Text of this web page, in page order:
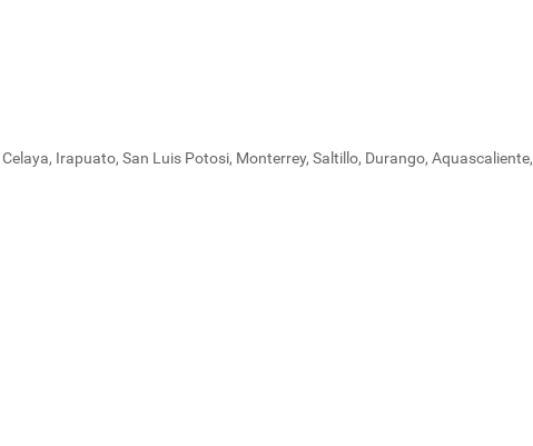
Irapuato, San Luis Potosi, Monterrey, Saltillo, Durango, Aquascaliente,